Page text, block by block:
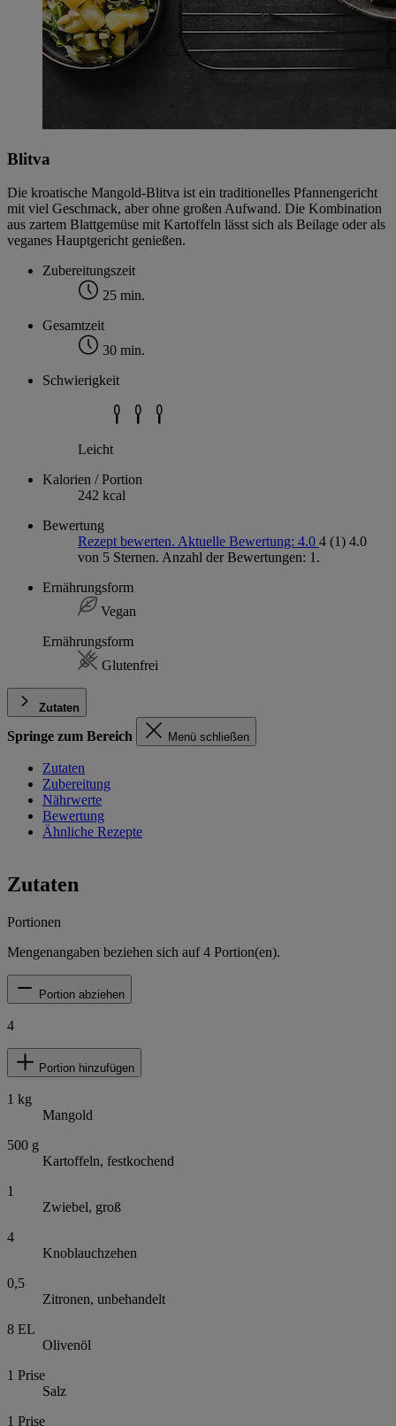
Blitva
Die kroatische Mangold-Blitva ist ein traditionelles Pfannengericht
mit viel Geschmack, aber ohne großen Aufwand. Die Kombination
aus zartem Blattgemüse mit Kartoffeln lässt sich als Beilage oder als
veganes Hauptgericht genießen.
Zubereitungszeit
25 min.
Gesamtzeit
30 min.
Schwierigkeit
Leicht
Kalorien / Portion
242 kcal
Bewertung
Rezept bewerten. Aktuelle Bewertung: 4.0 4 (1) 4.0
von 5 Sternen. Anzahl der Bewertungen: 1.
Ernährungsform
Vegan
Ernährungsform
Glutenfrei
Zutaten
Springe zum Bereich Menü schließen
Zutaten
Zubereitung
Nährwerte
Bewertung
Ähnliche Rezepte
Zutaten
Portionen
Mengenangaben beziehen sich auf4 Portion(en).
Portion abziehen
4
Portion hinzufügen
1 kg
Mangold
500 g
Kartoffeln, festkochend
1
Zwiebel, groß
4
Knoblauchzehen
0,5
Zitronen, unbehandelt
8 EL
Olivenöl
1 Prise
Salz
1 Prise